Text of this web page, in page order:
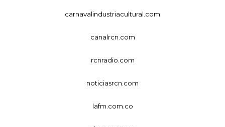
carnavalindustriacultural.com
canalrcn.com
rcnradio.com
noticiasrcn.com
lafm.com.co